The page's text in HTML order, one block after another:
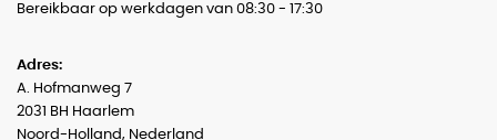
Bereikbaar op werkdagen van 08:30 - 17:30
Adres:
A. Hofmanweg 7
2031 BH Haarlem
Noord-Holland, Nederland